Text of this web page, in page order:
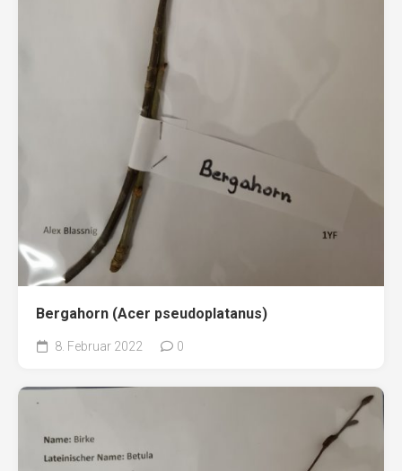
Bergahorn (Acer pseudoplatanus)
8. Februar 2022 0